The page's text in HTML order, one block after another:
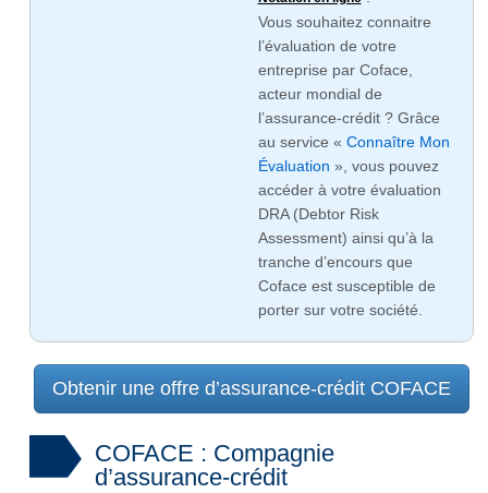
Vous souhaitez connaitre
l’évaluation de votre
entreprise par Coface,
acteur mondial de
l’assurance-crédit ? Grâce
au service « Connaître Mon
Évaluation », vous pouvez
accéder à votre évaluation
DRA (Debtor Risk
Assessment) ainsi qu’à la
tranche d’encours que
Coface est susceptible de
porter sur votre société.
Obtenir une offre d’assurance-crédit COFACE
COFACE : Compagnie
d’assurance-crédit